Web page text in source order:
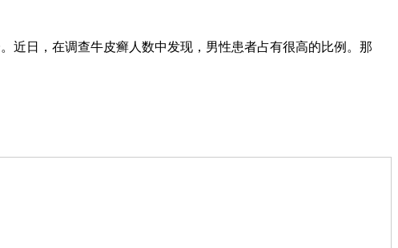
近日，在调查牛皮癣人数中发现，男性患者占有很高的比例。那